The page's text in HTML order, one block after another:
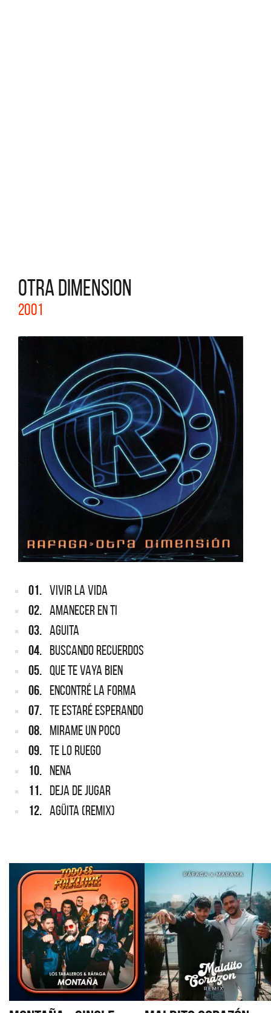
OTRA DIMENSION
2001
01. VIVIR LA VIDA
02. AMANECER EN TI
03. AGUITA
04. BUSCANDO RECUERDOS
05. QUE TE VAYA BIEN
06. ENCONTRÉ LA FORMA
07. TE ESTARÉ ESPERANDO
08. MIRAME UN POCO
09. TE LO RUEGO
10. NENA
11. DEJA DE JUGAR
12. AGÜITA (REMIX)